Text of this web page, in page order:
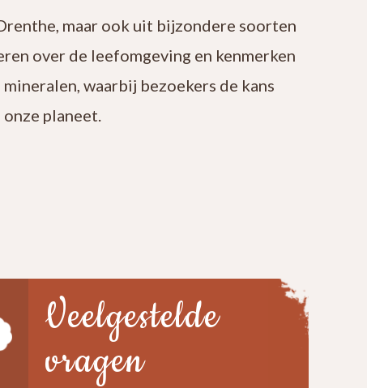
maar ook uit bijzondere soorten
over de leefomgeving en kenmerken
waarbij bezoekers de kans
planeet.
Veelgestelde
vragen